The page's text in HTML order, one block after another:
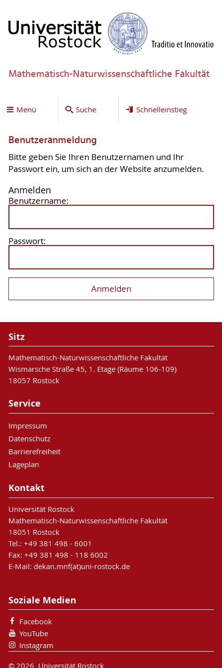
Mathematisch-Naturwissenschaftliche Fakultät
Menü Suche Schnelleinstieg
Benutzeranmeldung
Bitte geben Sie Ihren Benutzernamen und Ihr
Passwort ein, um sich an der Website anzumelden.
Anmelden
Benutzername:
Passwort:
Sitz
Mathematisch-Naturwissenschaftliche Fakultät
Wismarsche Straße 45, 1. Etage (Räume 106-109)
18057 Rostock
Service
Impressum
Datenschutz
Barrierefreiheit
Lageplan
Kontakt
Universität Rostock
Mathematisch-Naturwissenschaftliche Fakultät
18051 Rostock
Tel.: +49 381 498 - 6001
Fax: +49 381 498 - 118 6002
E-Mail: dekan.mnf(at)uni-rostock.de
Soziale Medien
Facebook
YouTube
Instagram
© 2026 Universität Rostock